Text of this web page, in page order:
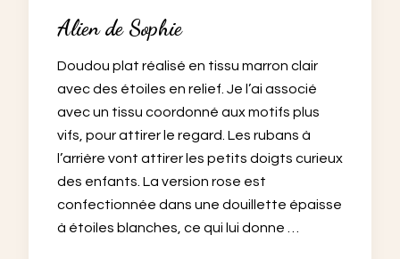
Alien de Sophie
Doudou plat réalisé en tissu marron clair
avec des étoiles en relief. Je l’ai associé
avec un tissu coordonné aux motifs plus
vifs, pour attirer le regard. Les rubans à
l’arrière vont attirer les petits doigts curieux
des enfants. La version rose est
confectionnée dans une douillette épaisse
à étoiles blanches, ce qui lui donne …